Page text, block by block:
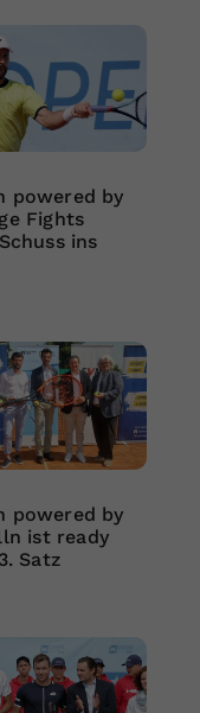
powered by
Fights
ins
powered by
ist ready
Satz